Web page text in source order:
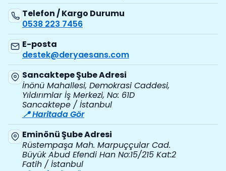
Telefon / Kargo Durumu
0538 223 7456
E-posta
destek@deryaesans.com
Sancaktepe Şube Adresi
İnönü Mahallesi, Demokrasi Caddesi,
Yıldırımlar İş Merkezi, No: 61D
Sancaktepe / İstanbul
📍 Haritada Gör
Eminönü Şube Adresi
Rüstempaşa Mah. Marpuççular Cad.
Büyük Abud Efendi Han No:15/215 Kat:2
Fatih / İstanbul